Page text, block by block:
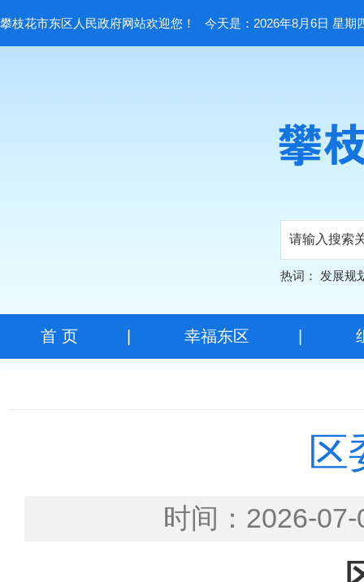
攀枝花市东区人民政府网站欢迎您！ 今天是：2026年8月6日 星期
热词： 发展规
首 页| 幸福东区
区
时间：2026-